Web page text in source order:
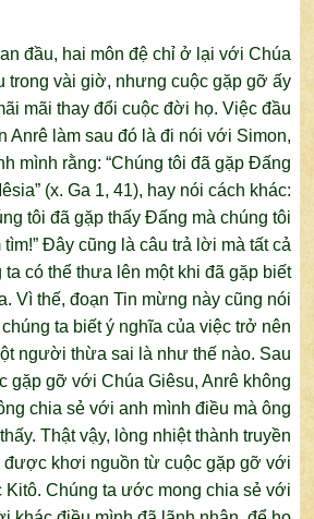
đầu, hai môn đệ chỉ ở lại với Chúa
trong vài giờ, nhưng cuộc gặp gỡ ấy
mãi thay đổi cuộc đời họ. Việc đầu
Anrê làm sau đó là đi nói với Simon,
mình rằng: “Chúng tôi đã gặp Đấng
(x. Ga 1, 41), hay nói cách khác:
tôi đã gặp thấy Đấng mà chúng tôi
tìm!” Đây cũng là câu trả lời mà tất cả
ta có thể thưa lên một khi đã gặp biết
Vì thế, đoạn Tin mừng này cũng nói
ta biết ý nghĩa của việc trở nên
người thừa sai là như thế nào. Sau
gặp gỡ với Chúa Giêsu, Anrê không
chia sẻ với anh mình điều mà ông
Thật vậy, lòng nhiệt thành truyền
được khơi nguồn từ cuộc gặp gỡ với
Chúng ta ước mong chia sẻ với